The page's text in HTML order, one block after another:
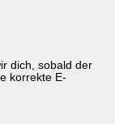
dich, sobald der
korrekte E-